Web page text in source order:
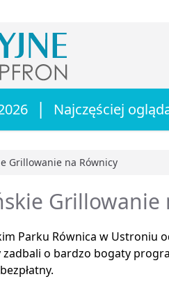
| Najczęściej
Grillowanie na Równicy
Grillowanie
Parku Równica w Ustroniu
o bardzo bogaty